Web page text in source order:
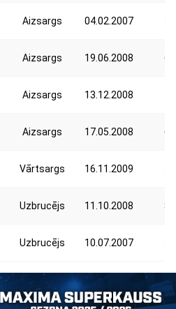
Aizsargs 04.02.2007
Aizsargs 19.06.2008
Aizsargs 13.12.2008
Aizsargs 17.05.2008
Vārtsargs 16.11.2009
Uzbrucējs 11.10.2008
Uzbrucējs 10.07.2007